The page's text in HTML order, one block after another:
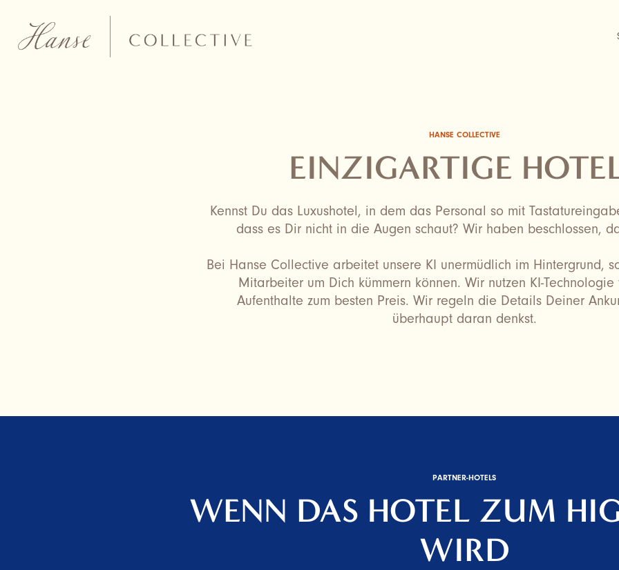
Inhalt
HANSE COLLECTIVE
EINZIGARTIGE
Kennst Du das Luxushotel, in dem das Personal so mit
dass es Dir nicht in die Augen schaut? Wir haben beschlossen,
Bei Hanse Collective arbeitet unsere KI unermüdlich im Hintergrund,
Mitarbeiter um Dich kümmern können. Wir nutzen KI-Technologie
Aufenthalte zum besten Preis. Wir regeln die Details Deiner
überhaupt daran denkst.
PARTNER-HOTELS
WENN DAS HOTEL ZUM
WIRD